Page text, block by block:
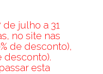
julho a 31
no site nas
de desconto),
desconto).
esta